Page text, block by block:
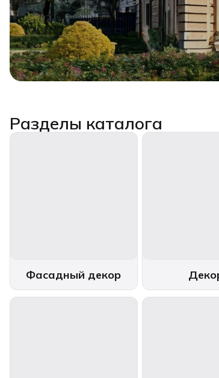
Разделы каталога
Фасадный декор